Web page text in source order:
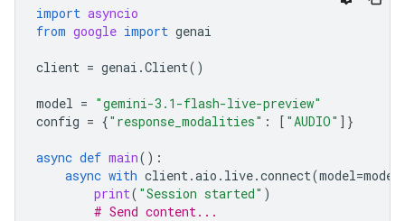
import asyncio
from google import genai
client = genai .Client()
model = "gemini-3.1-flash-live-preview"
config = {"response_modalities" : [ "AUDIO" ]}
async def main():
async with client.aio . live.connect(model=model
print( "Session started" )
# Send content...